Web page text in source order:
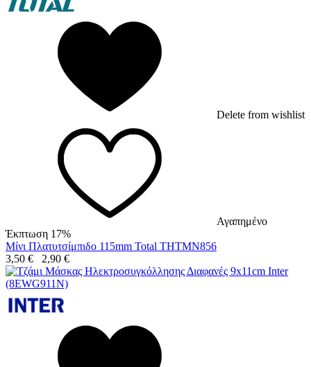
Delete from wishlist
Αγαπημένο
Έκπτωση 17%
Μίνι Πλατυτσίμπιδο 115mm Total THTMN856
3,50 € 2,90 €